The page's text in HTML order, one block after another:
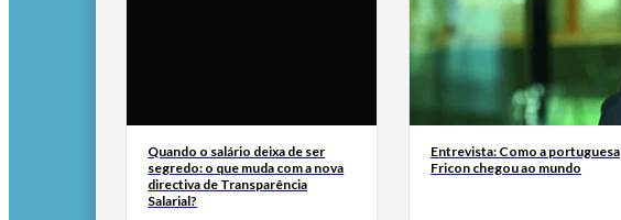
Quando o salário deixa de ser
segredo: o que muda com a nova
directiva de Transparência
Salarial?
Entrevista: Como a portuguesa
Fricon chegou ao mundo